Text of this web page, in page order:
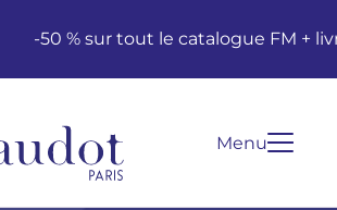
-50 % sur tout le catalogue FM +
Menu